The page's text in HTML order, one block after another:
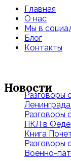
Главная
О нас
Мы в
Блог
Контакты
Новости
Разговоры
Ленинграда.
Разговоры
ПКЛ в
Книга
Разговоры
Военно-